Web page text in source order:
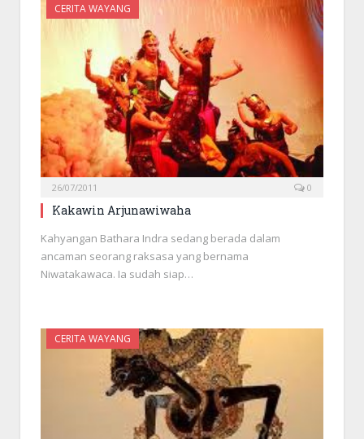
CERITA WAYANG
26/07/2011 0
Kakawin Arjunawiwaha
Kahyangan Bathara Indra sedang berada dalam
ancaman seorang raksasa yang bernama
Niwatakawaca. Ia sudah siap…
CERITA WAYANG